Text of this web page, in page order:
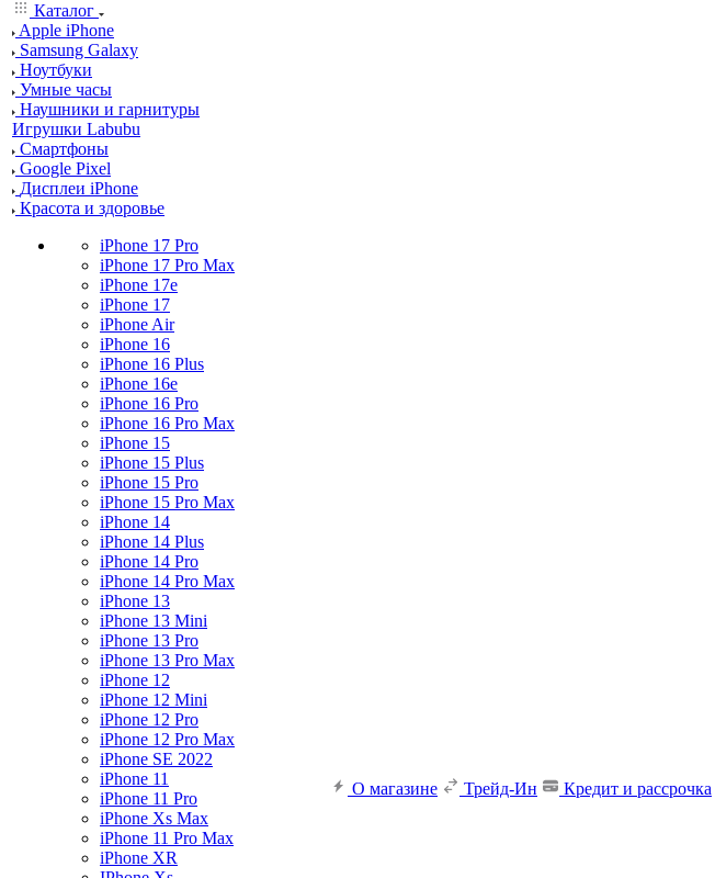
Каталог
Apple iPhone
Samsung Galaxy
Ноутбуки
Умные часы
Наушники и гарнитуры
Игрушки Labubu
Смартфоны
Google Pixel
Дисплеи iPhone
Красота и здоровье
iPhone 17 Pro
iPhone 17 Pro Max
iPhone 17e
iPhone 17
iPhone Air
iPhone 16
iPhone 16 Plus
iPhone 16e
iPhone 16 Pro
iPhone 16 Pro Max
iPhone 15
iPhone 15 Plus
iPhone 15 Pro
iPhone 15 Pro Max
iPhone 14
iPhone 14 Plus
iPhone 14 Pro
iPhone 14 Pro Max
iPhone 13
iPhone 13 Mini
iPhone 13 Pro
iPhone 13 Pro Max
iPhone 12
iPhone 12 Mini
iPhone 12 Pro
iPhone 12 Pro Max
iPhone SE 2022
iPhone 11
iPhone 11 Pro
iPhone Xs Max
iPhone 11 Pro Max
iPhone XR
О магазине Трейд-Ин Кредит и рассрочка